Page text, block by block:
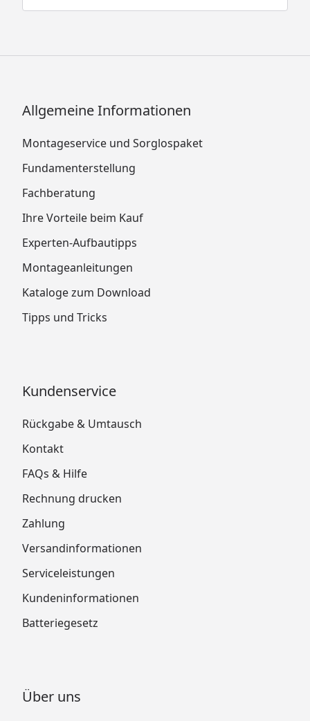
Allgemeine Informationen
Montageservice und Sorglospaket
Fundamenterstellung
Fachberatung
Ihre Vorteile beim Kauf
Experten-Aufbautipps
Montageanleitungen
Kataloge zum Download
Tipps und Tricks
Kundenservice
Rückgabe & Umtausch
Kontakt
FAQs & Hilfe
Rechnung drucken
Zahlung
Versandinformationen
Serviceleistungen
Kundeninformationen
Batteriegesetz
Über uns